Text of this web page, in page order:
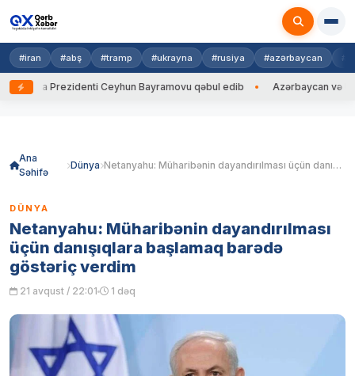
#iran #abş #tramp #ukrayna #rusiya #azərbaycan
Prezidenti Ceyhun Bayramovu qəbul edib Azərbaycan və
Ana
Səhifə
Dünya Netanyahu: Müharibənin dayandırılması üçün danışıqlara başlamaq barədə göstəriç verdim
DÜNYA
Netanyahu: Müharibənin dayandırılması
üçün danışıqlara başlamaq barədə
göstəriç verdim
21 avqust / 22:01 1 dəq